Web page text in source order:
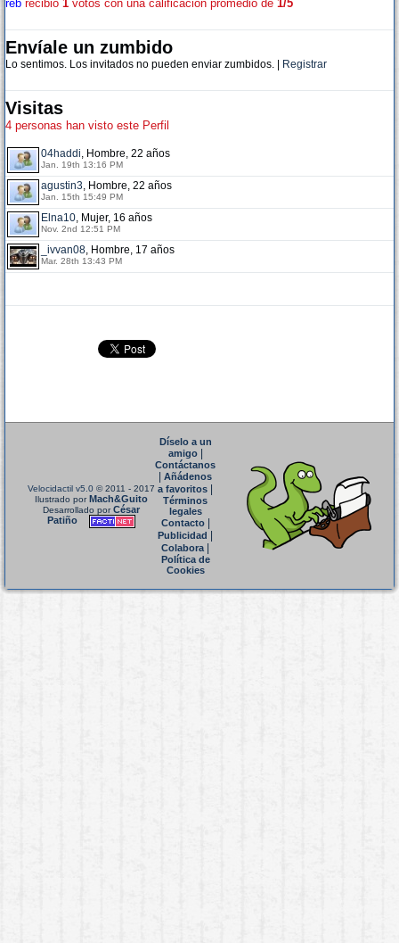
reb recibio 1 votos con una calificacion promedio de 1/5
Envíale un zumbido
Lo sentimos. Los invitados no pueden enviar zumbidos. | Registrar
Visitas
4 personas han visto este Perfil
04haddi, Hombre, 22 años
Jan. 19th 13:16 PM
agustin3, Hombre, 22 años
Jan. 15th 15:49 PM
Elna10, Mujer, 16 años
Nov. 2nd 12:51 PM
_ivvan08, Hombre, 17 años
Mar. 28th 13:43 PM
Velocidactil v5.0 © 2011 - 2017
Ilustrado porMach&Guito
Desarrollado porCésar
Patiño
Díselo a un
amigo|
Contáctanos
Añádenos
a favoritos
Términos
legales
Contacto|
Publicidad
Colabora|
Política de
Cookies